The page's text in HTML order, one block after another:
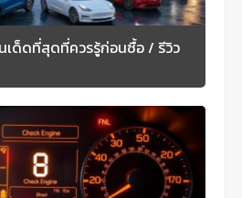
เด็ดที่สุดที่ควรรู้ก่อนซื้อ / รีวิว